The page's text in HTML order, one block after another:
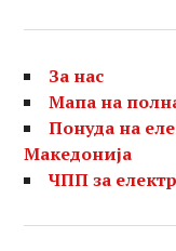
За нас
Мапа на
Понуда на
Македонија
ЧПП за